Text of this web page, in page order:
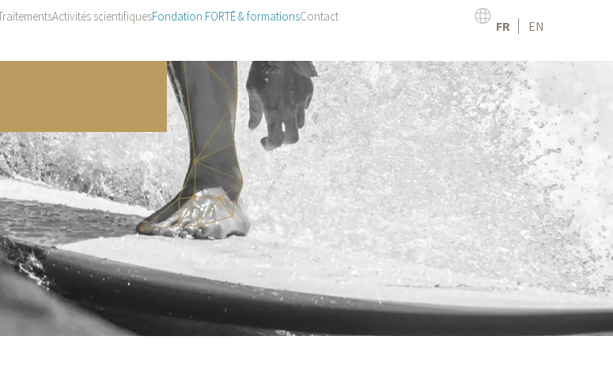
Activités scientifiquesFondation FORTĒ & formationsContact
FR EN